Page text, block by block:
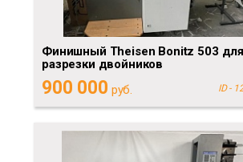
Финишный Theisen Bonitz 503 для
разрезки двойников
900 000 руб. ID -